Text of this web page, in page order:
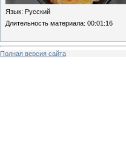
Язык: Русский
Длительность материала: 00:01:16
Полная версия сайта